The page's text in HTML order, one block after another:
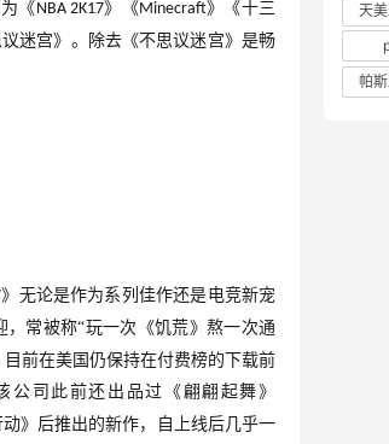
《 NBA 2K17》《Minecraft》《十三
迷宫》。除去《不思议迷宫》是畅
》无论是作为系列佳作还是电竞新宠
常被称“玩一次《饥荒》熬一次通
目前在美国仍保持在付费榜的下载前
司此前还出品过《翩翩起舞》
动》后推出的新作，自上线后几乎一
天
帕